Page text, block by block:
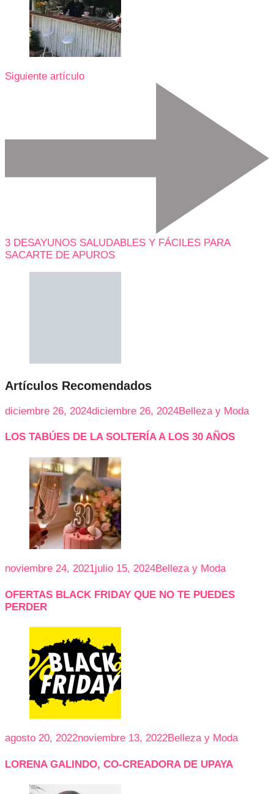
Siguiente artículo
3 DESAYUNOS SALUDABLES Y FÁCILES PARA
SACARTE DE APUROS
Artículos Recomendados
diciembre 26, 2024diciembre 26, 2024Belleza y Moda
LOS TABÚES DE LA SOLTERÍA A LOS 30 AÑOS
noviembre 24, 2021julio 15, 2024Belleza y Moda
OFERTAS BLACK FRIDAY QUE NO TE PUEDES
PERDER
agosto 20, 2022noviembre 13, 2022Belleza y Moda
LORENA GALINDO, CO-CREADORA DE UPAYA